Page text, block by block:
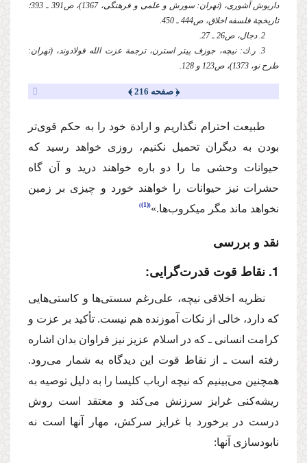
داریوش آشوری،‌ (تهران: سورش و علمی و فرهنگی، 1367)،‌ ص391 ـ 393؛‌
تاریخچة‌ فلسفه اخلاق، ص444 ـ 450.
2. دجال، ص26 ـ 27.
3. ر.ك: نیچه، جوزف پیتر استرن،‌ ترجمة عزت الله فولادوند، (تهران:
طرح نو، 1373)، ص123 و 128.
﴿ صفحه 216 ﴾
‌طبیعت احترام نگذاریم و ارادة‌ خود را به حكم قوی‌تر
بودن به دیگران تحمیل نكنیم، روزی خواهد رسید كه
حیوانات وحشی ما را دو باره خواهند درید و آن گاه
حشرات نیز حیوانات را خواهند خورد و چیزی بر زمین
نخواهد ماند مگر میكروب‌ها.» (1)
نقد و بررسی
1. نقاط قوت قدرت‌گرایی:
‌نظریه اخلاقی ‌نیچه‌،‌ علی‌رغم سستی‌ها و كاستی‌هایی
كه دارد، خالی از نكات آموزنده هم نیست. تأكید بر عزت و
كرامت انسانی ـ كه در اسلام عزیز نیز فراوان بدان اشاره
رفته است ـ از نقاط قوت این دیدگاه به شمار می‌رود.
همچنین می‌بینیم كه ‌نیچه‌ ارباب كلیسا را به دلیل توصیه به
ریشه‌كنی غرایز سرزنش می‌كند و معتقد است روش
درست در برخورد با غرایز سركش، مهار آنها است نه
نابودسازی آنها: